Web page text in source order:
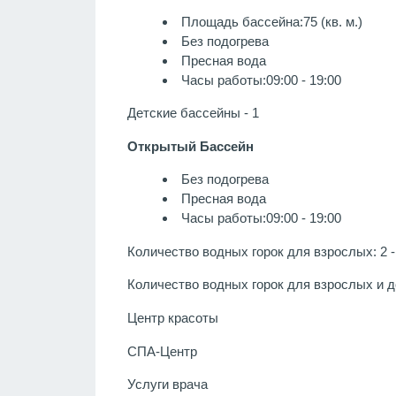
Площадь бассейна:75 (кв. м.)
Без подогрева
Пресная вода
Часы работы:09:00 - 19:00
Детские бассейны - 1
Открытый Бассейн
Без подогрева
Пресная вода
Часы работы:09:00 - 19:00
Количество водных горок для взрослых: 2 -
Количество водных горок для взрослых и
Центр красоты
СПА-Центр
Услуги врача